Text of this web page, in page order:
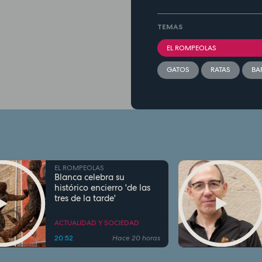
TEMAS
EL ROMPEOLAS
GATOS RATAS
EL ROMPEOLAS
Blanca celebra su
histórico encierro 'de las
tres de la tarde'
ACTUALIDAD Y SOCIEDAD
20:52
Hace 20 horas